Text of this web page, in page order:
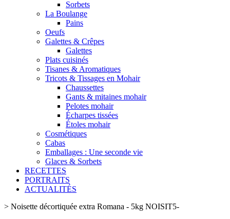
Sorbets
La Boulange
Pains
Oeufs
Galettes & Crêpes
Galettes
Plats cuisinés
Tisanes & Aromatiques
Tricots & Tissages en Mohair
Chaussettes
Gants & mitaines mohair
Pelotes mohair
Écharpes tissées
Étoles mohair
Cosmétiques
Cabas
Emballages : Une seconde vie
Glaces & Sorbets
RECETTES
PORTRAITS
ACTUALITÉS
> Noisette décortiquée extra Romana - 5kg NOISIT5-